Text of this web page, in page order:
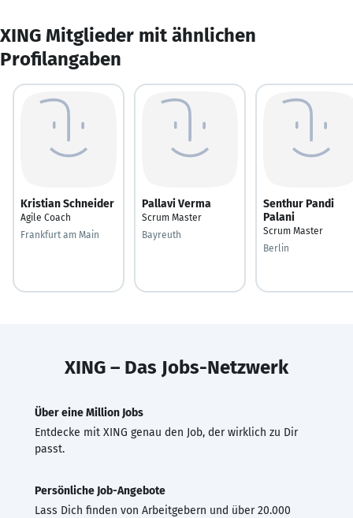
XING Mitglieder mit ähnlichen
Profilangaben
Kristian Schneider
Agile Coach
Frankfurt am Main
Pallavi Verma
Scrum Master
Bayreuth
Senthur Pandi
Palani
Scrum Master
Berlin
XING – Das Jobs-Netzwerk
Über eine Million Jobs
Entdecke mit XING genau den Job, der wirklich zu Dir
passt.
Persönliche Job-Angebote
Lass Dich finden von Arbeitgebern und über 20.000